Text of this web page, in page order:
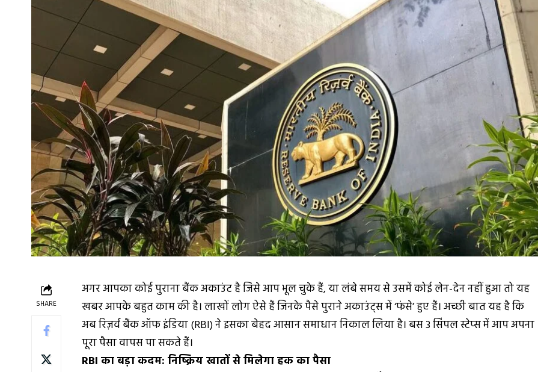
SHARE
अगर आपका कोई पुराना बैंक अकाउंट है जिसे आप भूल चुके हैं, या लंबे समय से उसमें कोई लेन-देन नहीं हुआ तो यह
खबर आपके बहुत काम की है। लाखों लोग ऐसे हैं जिनके पैसे पुराने अकाउंट्स में ‘फंसे’ हुए हैं। अच्छी बात यह है कि
अब रिज़र्व बैंक ऑफ इंडिया (RBI) ने इसका बेहद आसान समाधान निकाल लिया है। बस 3 सिंपल स्टेप्स में आप अपना
पूरा पैसा वापस पा सकते हैं।
RBI का बड़ा कदम: निष्क्रिय खातों से मिलेगा हक का पैसा